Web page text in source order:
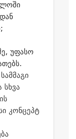
უფასო
კონცეპტ